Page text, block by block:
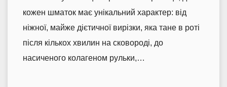
кожен шматок має унікальний характер: від
ніжної, майже дієтичної вирізки, яка тане в роті
після кількох хвилин на сковороді, до
насиченого колагеном рульки,…